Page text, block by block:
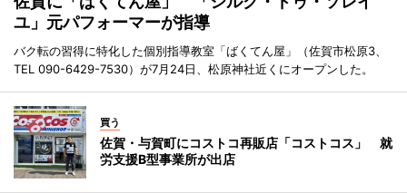
ユ」元パフォーマーが指導
バク転の習得に特化した個別指導教室「ばくてん屋」（佐賀市松原3、
TEL 090-6429-7530）が7月24日、松原神社近くにオープンした。
買う
佐賀・与賀町にコストコ再販店「コストコス」 就
労支援B型事業所が出店